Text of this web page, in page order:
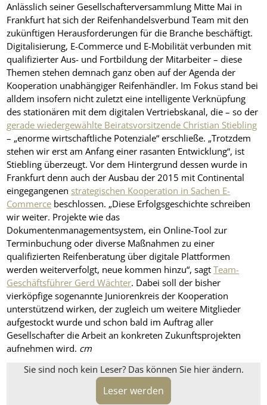
Anlässlich seiner Gesellschafterversammlung Mitte Mai in
Frankfurt hat sich der Reifenhandelsverbund Team mit den
zukünftigen Herausforderungen für die Branche beschäftigt.
Digitalisierung, E-Commerce und E-Mobilität verbunden mit
qualifizierter Aus- und Fortbildung der Mitarbeiter – diese
Themen stehen demnach ganz oben auf der Agenda der
Kooperation unabhängiger Reifenhändler. Im Fokus stand bei
alldem insofern nicht zuletzt eine intelligente Verknüpfung
des stationären mit dem digitalen Vertriebskanal, die – so der
gerade wiedergewählte Beiratsvorsitzende Christian Stiebling
– „enorme wirtschaftliche Potenziale“ erschließe. „Trotzdem
stehen wir erst am Anfang einer rasanten Entwicklung“, ist
Stiebling überzeugt. Vor dem Hintergrund dessen wurde in
Frankfurt denn auch der Ausbau der 2015 mit Continental
eingegangenen strategischen Kooperation in Sachen E-
Commerce beschlossen. „Diese Erfolgsgeschichte schreiben
wir weiter. Projekte wie das
Dokumentenmanagementsystem, ein Online-Tool zur
Terminbuchung oder diverse Maßnahmen zu einer
qualifizierten Reifenberatung über digitale Plattformen
werden weiterverfolgt, neue kommen hinzu“, sagtTeam-
Geschäftsführer Gerd Wächter. Dabei soll der bisher
vierköpfige sogenannte Juniorenkreis der Kooperation
unterstützend wirken, der zugleich um weitere Mitglieder
aufgestockt wurde und schon bald im Auftrag aller
Gesellschafter die Arbeit an konkreten Zukunftsprojekten
aufnehmen wird. cm
Sie sind noch kein Leser? Das können Sie hier ändern.
Leser werden